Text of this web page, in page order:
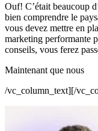
Ouf! C’était beaucoup
bien comprendre le
vous devez mettre en
marketing performante
conseils, vous ferez
Maintenant que nous
/vc_column_text][/